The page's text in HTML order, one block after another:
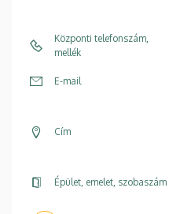
Központi telefonszám,
mellék
E-mail
Cím
Épület, emelet, szobaszám